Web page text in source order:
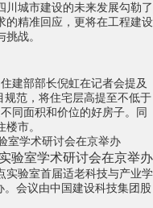
川城市建设的未来发展勾勒了
的精准回应，更将在工程建设
战。
建部部长倪虹在记者会提及
规范，将住宅层高提至不低于
同面积和价位的好房子。同
市。
验室学术研讨会在京举办
实验室首届适老科技与产业学
。会议由中国建设科技集团股